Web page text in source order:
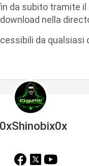
da subito tramite il
nella
da